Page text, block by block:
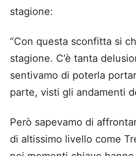
stagione:
“Con questa sconfitta si
stagione. C’è tanta
sentivamo di poterla
parte, visti gli andamenti
Però sapevamo di
di altissimo livello come